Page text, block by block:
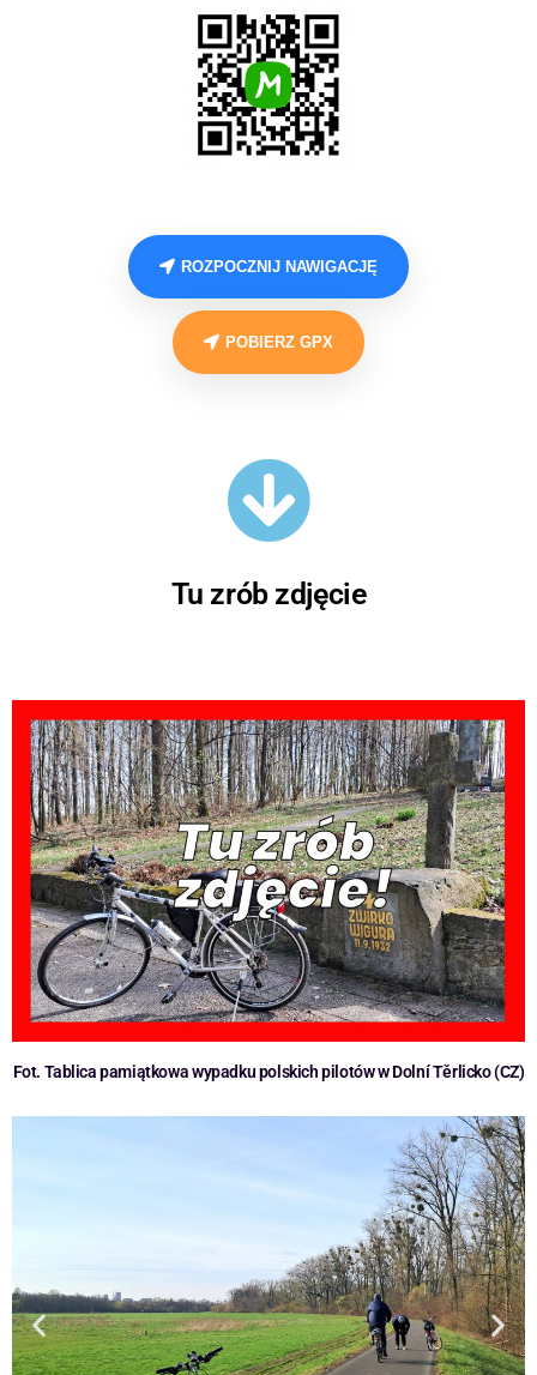
ROZPOCZNIJ NAWIGACJĘ
POBIERZ GPX
Tu zrób zdjęcie
Fot. Tablica pamiątkowa wypadku polskich pilotów w Dolní Těrlicko (CZ)